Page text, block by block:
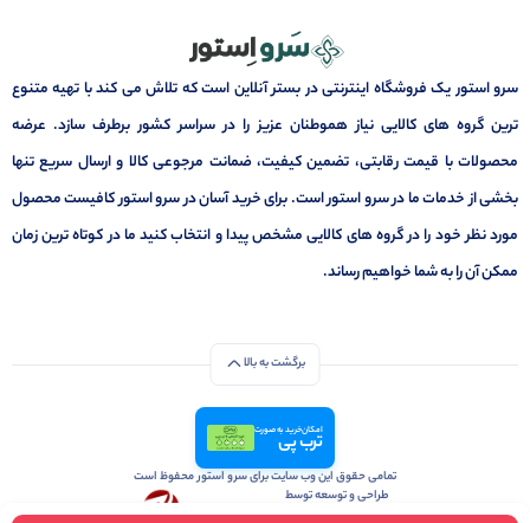
سرو استور یک فروشگاه اینترنتی در بستر آنلاین است که تلاش می کند با تهیه متنوع
ترین گروه های کالایی نیاز هموطنان عزیز را در سراسر کشور برطرف سازد. عرضه
محصولات با قیمت رقابتی، تضمین کیفیت، ضمانت مرجوعی کالا و ارسال سریع تنها
بخشی از خدمات ما در سرو استور است. برای خرید آسان در سرو استور کافیست محصول
مورد نظر خود را در گروه های کالایی مشخص پیدا و انتخاب کنید ما در کوتاه ترین زمان
ممکن آن را به شما خواهیم رساند.
برگشت به بالا
امکان خرید به صورت
ترب پی
تمامی حقوق این وب سایت برای سرو استور محفوظ است
طراحی و توسعه توسط
آژانس تبلیغات و بازاریابی آنلاین زومینیکس